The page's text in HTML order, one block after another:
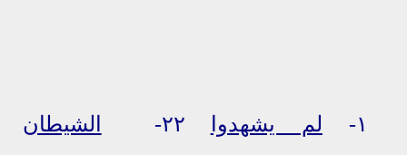
١-
لم يشهدوا
٢٢-
الشيطان